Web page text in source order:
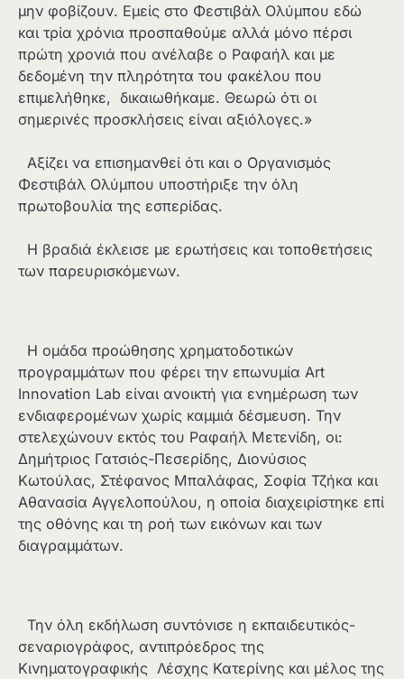
μην φοβίζουν. Εμείς στο Φεστιβάλ Ολύμπου εδώ
και τρία χρόνια προσπαθούμε αλλά μόνο πέρσι
πρώτη χρονιά που ανέλαβε ο Ραφαήλ και με
δεδομένη την πληρότητα του φακέλου που
επιμελήθηκε, δικαιωθήκαμε. Θεωρώ ότι οι
σημερινές προσκλήσεις είναι αξιόλογες.»
Αξίζει να επισημανθεί ότι και ο Οργανισμός
Φεστιβάλ Ολύμπου υποστήριξε την όλη
πρωτοβουλία της εσπερίδας.
Η βραδιά έκλεισε με ερωτήσεις και τοποθετήσεις
των παρευρισκόμενων.
Η ομάδα προώθησης χρηματοδοτικών
προγραμμάτων που φέρει την επωνυμία Art
Innovation Lab είναι ανοικτή για ενημέρωση των
ενδιαφερομένων χωρίς καμμιά δέσμευση. Την
στελεχώνουν εκτός του Ραφαήλ Μετενίδη, οι:
Δημήτριος Γατσιός-Πεσερίδης, Διονύσιος
Κωτούλας, Στέφανος Μπαλάφας, Σοφία Τζήκα και
Αθανασία Αγγελοπούλου, η οποία διαχειρίστηκε επί
της οθόνης και τη ροή των εικόνων και των
διαγραμμάτων.
Την όλη εκδήλωση συντόνισε η εκπαιδευτικός-
σεναριογράφος, αντιπρόεδρος της
Κινηματογραφικής Λέσχης Κατερίνης και μέλος της